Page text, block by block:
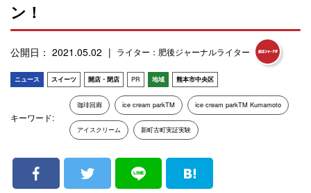
ン！
公開日： 2021.05.02 ライター：肥後ジャーナルライター
ニュース スイーツ 開店・閉店 PR 地域 熊本市中央区
キーワード:
珈琲回廊 ice cream parkTM ice cream parkTM Kumamoto
アイスクリーム 新町古町実証実験